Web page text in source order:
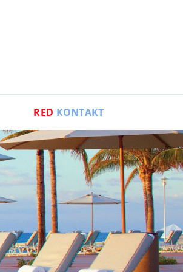
RED KONTAKT